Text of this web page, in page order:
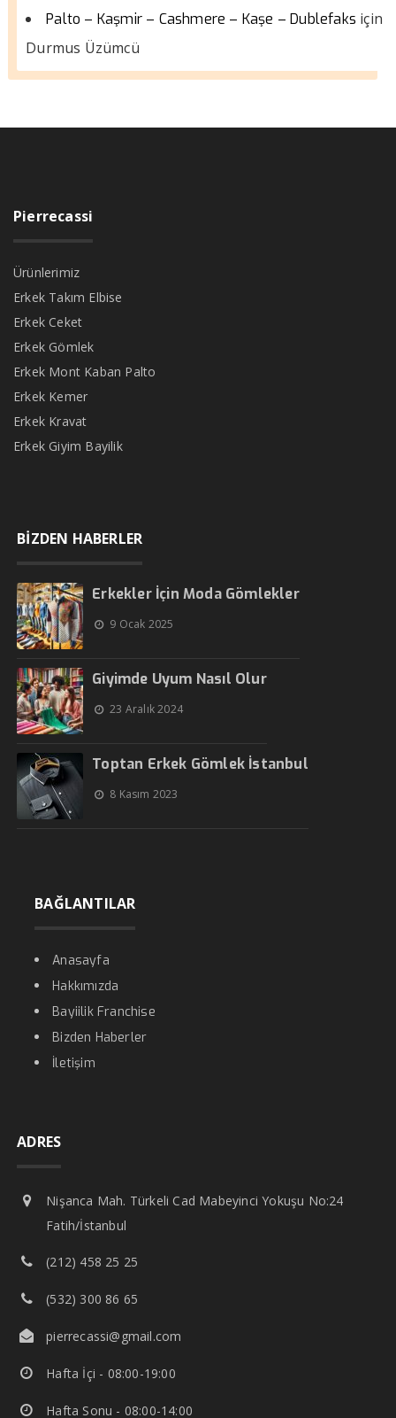
Palto – Kaşmir – Cashmere – Kaşe – Dublefaks için
Durmus Üzümcü
Pierrecassi
Ürünlerimiz
Erkek Takım Elbise
Erkek Ceket
Erkek Gömlek
Erkek Mont Kaban Palto
Erkek Kemer
Erkek Kravat
Erkek Giyim Bayilik
BİZDEN HABERLER
Erkekler İçin Moda Gömlekler
9 Ocak 2025
Giyimde Uyum Nasıl Olur
23 Aralık 2024
Toptan Erkek Gömlek İstanbul
8 Kasım 2023
BAĞLANTILAR
Anasayfa
Hakkımızda
Bayiilik Franchise
Bizden Haberler
İletişim
ADRES
Nişanca Mah. Türkeli Cad Mabeyinci Yokuşu No:24
Fatih/İstanbul
(212) 458 25 25
(532) 300 86 65
pierrecassi@gmail.com
Hafta İçi - 08:00-19:00
Hafta Sonu - 08:00-14:00